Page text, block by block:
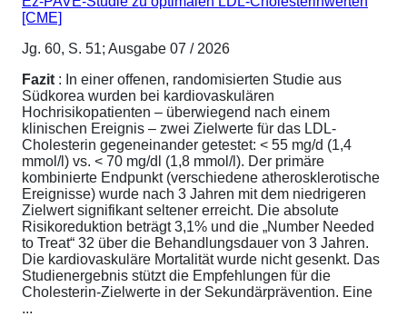
[CME]
Jg. 60, S. 51; Ausgabe 07 / 2026
Fazit : In einer offenen, randomisierten Studie aus
Südkorea wurden bei kardiovaskulären
Hochrisikopatienten – überwiegend nach einem
klinischen Ereignis – zwei Zielwerte für das LDL-
Cholesterin gegeneinander getestet: < 55 mg/d (1,4
mmol/l) vs. < 70 mg/dl (1,8 mmol/l). Der primäre
kombinierte Endpunkt (verschiedene atherosklerotische
Ereignisse) wurde nach 3 Jahren mit dem niedrigeren
Zielwert signifikant seltener erreicht. Die absolute
Risikoreduktion beträgt 3,1% und die „Number Needed
to Treat“ 32 über die Behandlungsdauer von 3 Jahren.
Die kardiovaskuläre Mortalität wurde nicht gesenkt. Das
Studienergebnis stützt die Empfehlungen für die
Cholesterin-Zielwerte in der Sekundärprävention. Eine
...